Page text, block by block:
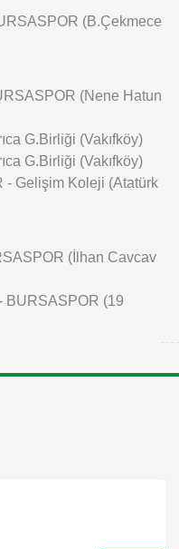
(B.Çekmece
(Nene Hatun
G.Birliği (Vakıfköy)
G.Birliği (Vakıfköy)
- Gelişim Koleji (Atatürk
(İlhan Cavcav
BURSASPOR (19